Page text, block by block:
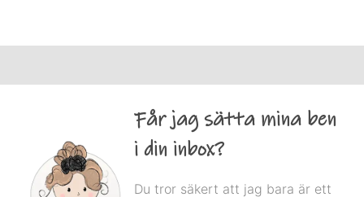
Får jag sätta mina ben
i din inbox?
Du tror säkert att jag bara är ett